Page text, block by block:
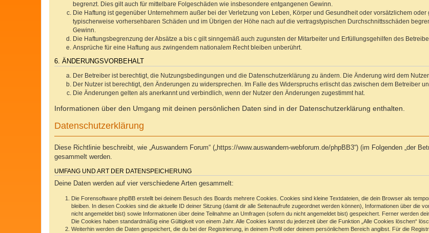
begrenzt. Dies gilt auch für mittelbare Folgeschäden wie insbesondere entgangenen Gewinn.
Die Haftung ist gegenüber Unternehmern außer bei der Verletzung von Leben, Körper und Gesundheit oder vorsätzlichem
typischerweise vorhersehbaren Schäden und im Übrigen der Höhe nach auf die vertragstypischen Durchschnittsschäden
Gewinn.
Die Haftungsbegrenzung der Absätze a bis c gilt sinngemäß auch zugunsten der Mitarbeiter und Erfüllungsgehilfen des
Ansprüche für eine Haftung aus zwingendem nationalem Recht bleiben unberührt.
6. ÄNDERUNGSVORBEHALT
Der Betreiber ist berechtigt, die Nutzungsbedingungen und die Datenschutzerklärung zu ändern. Die Änderung wird dem
Der Nutzer ist berechtigt, den Änderungen zu widersprechen. Im Falle des Widerspruchs erlischt das zwischen dem Betreiber
Die Änderungen gelten als anerkannt und verbindlich, wenn der Nutzer den Änderungen zugestimmt hat.
Informationen über den Umgang mit deinen persönlichen Daten sind in der Datenschutzerklärung enthalten.
Datenschutzerklärung
Diese Richtlinie beschreibt, wie „Auswandern Forum“ („https://www.auswandern-webforum.de/phpBB3“) (im Folgenden „der
gesammelt werden.
UMFANG UND ART DER DATENSPEICHERUNG
Deine Daten werden auf vier verschiedene Arten gesammelt:
Die Forensoftware phpBB erstellt bei deinem Besuch des Boards mehrere Cookies. Cookies sind kleine Textdateien, die dein Browser als
bleiben. In diesen Cookies sind die aktuelle ID deiner Sitzung (damit dir alle Seitenaufrufe zugeordnet werden können), Informationen über die
nicht angemeldet bist) sowie Informationen über deine Teilnahme an Umfragen (sofern du nicht angemeldet bist) gespeichert. Ferner werden
Die Cookies haben standardmäßig eine Gültigkeit von einem Jahr. Alle Cookies kannst du jederzeit über die Funktion „Alle Cookies löschen“
Weiterhin werden die Daten gespeichert, die du bei der Registrierung, in deinem Profil oder deinem persönlichem Bereich angibst. Für die